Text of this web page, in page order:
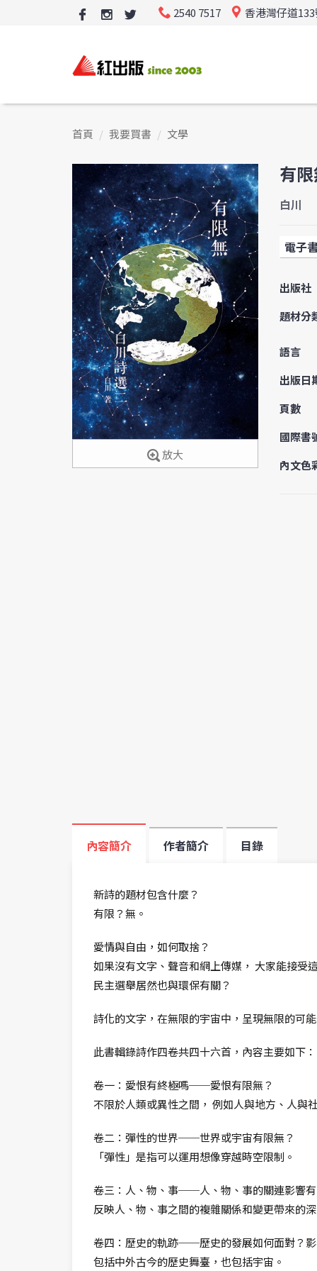
2540 7517 香港灣仔道
首頁 我要買書 文學
放大
有
白川
電子
出版社
題材分
語言
出版日
頁數
國際書
內文色
內容簡介 作者簡介 目錄
新詩的題材包含什麼？
有限？無。
愛情與自由，如何取捨？
如果沒有文字、聲音和網上傳媒， 大家能接受
民主選舉居然也與環保有關？
詩化的文字，在無限的宇宙中，呈現無限的可
此書輯錄詩作四卷共四十六首，內容主要如下：
卷一：愛恨有終極嗎──愛恨有限無？
不限於人類或異性之間， 例如人與地方、人與
卷二：彈性的世界──世界或宇宙有限無？
「彈性」是指可以運用想像穿越時空限制。
卷三：人、物、事──人、物、事的關連影響
反映人、物、事之間的複雜關係和變更帶來的
卷四：歷史的軌跡──歷史的發展如何面對？
包括中外古今的歷史舞臺，也包括宇宙。